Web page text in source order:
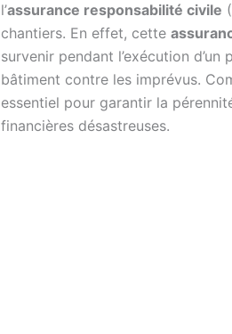
l’assurance responsabilité civile
chantiers. En effet, cette
survenir pendant l’exécution
bâtiment contre les imprévus.
essentiel pour garantir la
financières désastreuses.